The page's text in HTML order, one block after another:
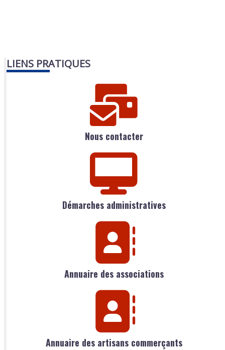
LIENS PRATIQUES
Nous contacter
Démarches administratives
Annuaire des associations
Annuaire des artisans commerçants